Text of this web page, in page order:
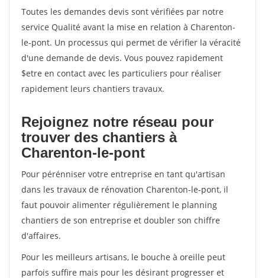
Toutes les demandes devis sont vérifiées par notre
service Qualité avant la mise en relation à Charenton-
le-pont. Un processus qui permet de vérifier la véracité
d'une demande de devis. Vous pouvez rapidement
$etre en contact avec les particuliers pour réaliser
rapidement leurs chantiers travaux.
Rejoignez notre réseau pour
trouver des chantiers à
Charenton-le-pont
Pour pérénniser votre entreprise en tant qu'artisan
dans les travaux de rénovation Charenton-le-pont, il
faut pouvoir alimenter régulièrement le planning
chantiers de son entreprise et doubler son chiffre
d'affaires.
Pour les meilleurs artisans, le bouche à oreille peut
parfois suffire mais pour les désirant progresser et